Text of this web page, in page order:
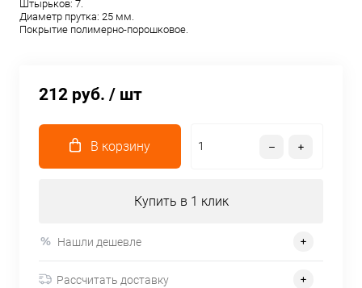
Штырьков: 7.
Диаметр прутка: 25 мм.
Покрытие полимерно-порошковое.
212 руб. / шт
В корзину
Купить в 1 клик
Нашли дешевле
Рассчитать доставку